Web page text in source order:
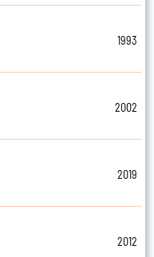
1993
2002
2019
2012